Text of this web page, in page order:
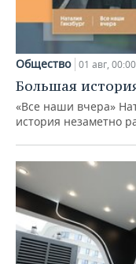
Общество 01 авг, 00:00
Большая
«Все наши вчера»
история незаметно